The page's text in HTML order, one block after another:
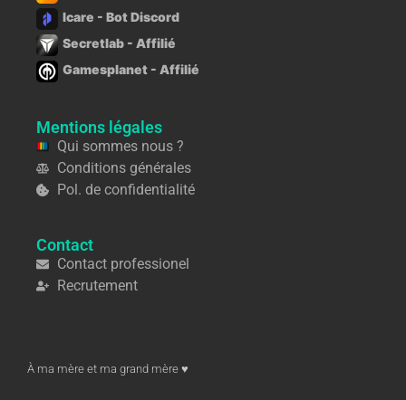
Icare - Bot Discord
Secretlab - Affilié
Gamesplanet - Affilié
Mentions légales
Qui sommes nous ?
Conditions générales
Pol. de confidentialité
Contact
Contact professionel
Recrutement
À ma mère et ma grand mère ♥︎